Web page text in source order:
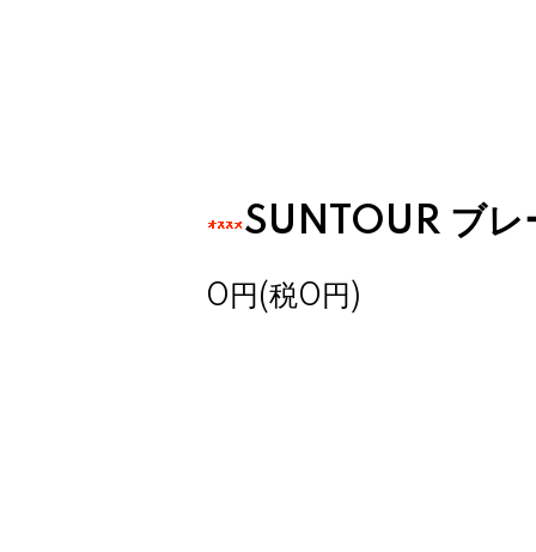
SUNTOUR ブレ
0円(税0円)